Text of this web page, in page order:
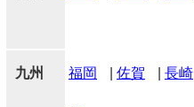
九州 福岡 佐賀 長崎